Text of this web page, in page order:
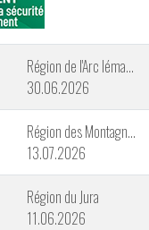
Région de l'Arc lémanique
30.06.2026
Région des Montagnes Neuchâteloises
13.07.2026
Région du Jura
11.06.2026